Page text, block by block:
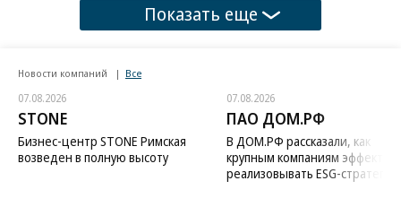
Показать еще
Новости компаний Все
07.08.2026
STONE
Бизнес-центр STONE Римская
возведен в полную высоту
07.08.2026
ПАО ДОМ.РФ
В ДОМ.РФ рассказали, как
крупным компаниям
реализовывать ESG-стратегию